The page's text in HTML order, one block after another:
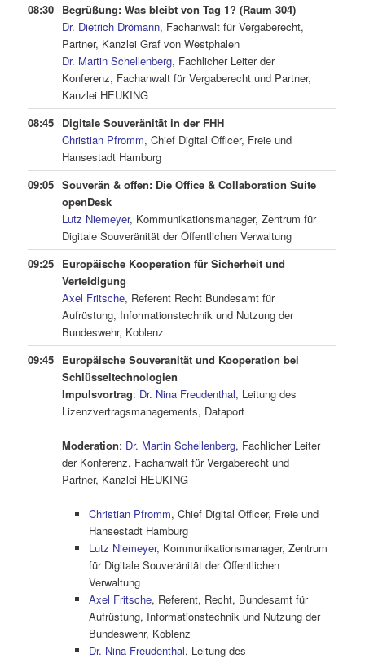
08:30 Begrüßung: Was bleibt von Tag 1? (Raum 304)
Dr. Dietrich Drömann, Fachanwalt für Vergaberecht,
Partner, Kanzlei Graf von Westphalen
Dr. Martin Schellenberg, Fachlicher Leiter der
Konferenz, Fachanwalt für Vergaberecht und Partner,
Kanzlei HEUKING
08:45 Digitale Souveränität in der FHH
Christian Pfromm, Chief Digital Officer, Freie und
Hansestadt Hamburg
09:05 Souverän & offen: Die Office & Collaboration Suite
openDesk
Lutz Niemeyer, Kommunikationsmanager, Zentrum für
Digitale Souveränität der Öffentlichen Verwaltung
09:25 Europäische Kooperation für Sicherheit und
Verteidigung
Axel Fritsche, Referent Recht Bundesamt für
Aufrüstung, Informationstechnik und Nutzung der
Bundeswehr, Koblenz
09:45 Europäische Souveranität und Kooperation bei
Schlüsseltechnologien
Impulsvortrag: Dr. Nina Freudenthal, Leitung des
Lizenzvertragsmanagements, Dataport
Moderation: Dr. Martin Schellenberg, Fachlicher Leiter
der Konferenz, Fachanwalt für Vergaberecht und
Partner, Kanzlei HEUKING
Christian Pfromm, Chief Digital Officer, Freie und
Hansestadt Hamburg
Lutz Niemeyer, Kommunikationsmanager, Zentrum
für Digitale Souveränität der Öffentlichen
Verwaltung
Axel Fritsche, Referent, Recht, Bundesamt für
Aufrüstung, Informationstechnik und Nutzung der
Bundeswehr, Koblenz
Dr. Nina Freudenthal, Leitung des